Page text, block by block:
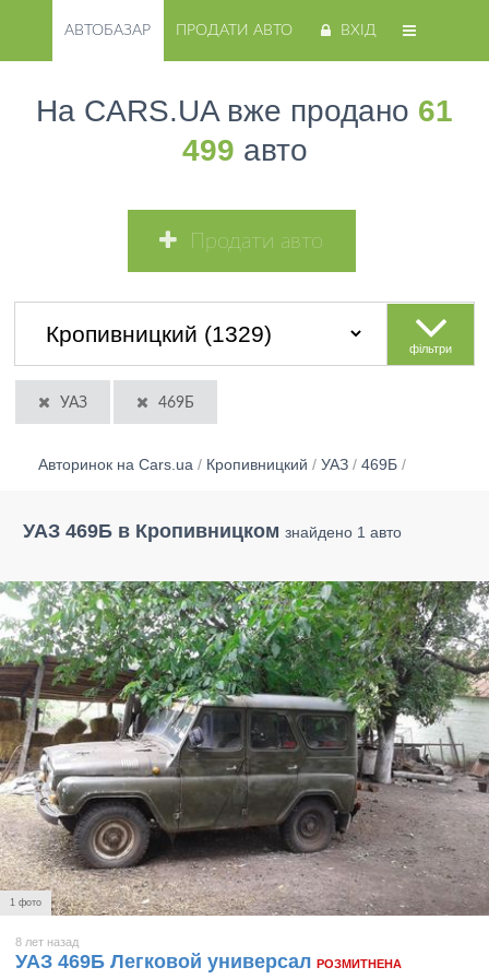
АВТОБАЗАР ПРОДАТИ АВТО ВХІД
На CARS.UA вже продано 61
499 авто
Продати авто
фільтри
УАЗ 469Б
Авторинок на Cars.ua / Кропивницкий / УАЗ / 469Б /
УАЗ 469Б в Кропивницком знайдено 1 авто
1 фото
8 лет назад
УАЗ 469Б Легковой универсал РОЗМИТНЕНА